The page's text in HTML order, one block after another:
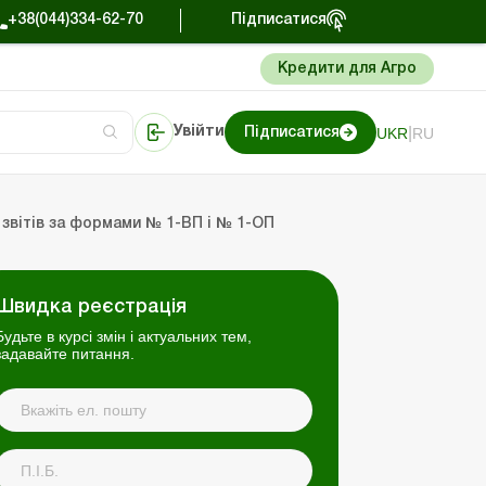
+38(044)334-62-70 Підписатися
Кредити для Агро
Увійти Підписатися UKR RU
за формами № 1-ВП і № 1-ОП
реєстрація
в курсі змін і актуальних тем,
питання.